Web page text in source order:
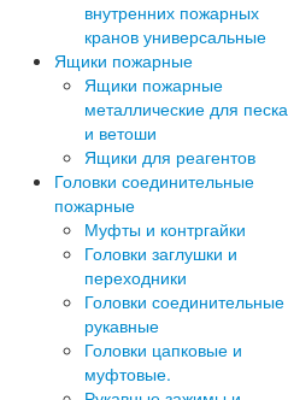
внутренних пожарных
кранов универсальные
Ящики пожарные
Ящики пожарные
металлические для песка
и ветоши
Ящики для реагентов
Головки соединительные
пожарные
Муфты и контргайки
Головки заглушки и
переходники
Головки соединительные
рукавные
Головки цапковые и
муфтовые.